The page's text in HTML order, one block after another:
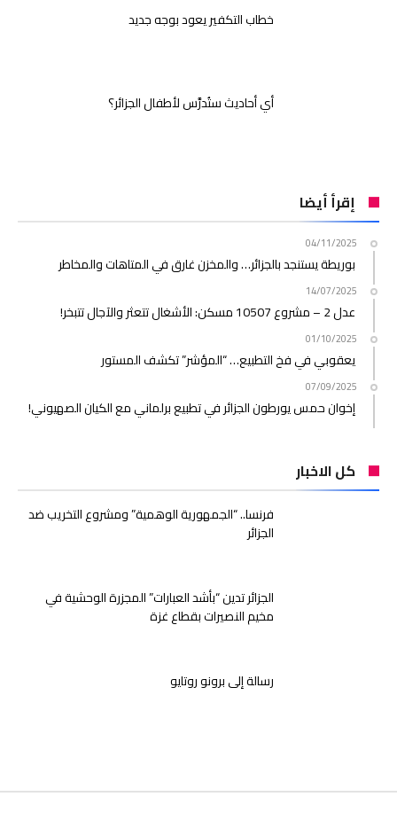
خطاب التكفير يعود بوجه جديد
أي أحاديث ستُدرَّس لأطفال الجزائر؟
إقرأ أيضا
04/11/2025
بوريطة يستنجد بالجزائر… والمخزن غارق في المتاهات والمخاطر
14/07/2025
عدل 2 – مشروع 10507 مسكن: الأشغال تتعثر والآجال تتبخر!
01/10/2025
يعقوبي في فخ التطبيع… “المؤشر” تكشف المستور
07/09/2025
إخوان حمس يورطون الجزائر في تطبيع برلماني مع الكيان الصهيوني!
كل الاخبار
فرنسا.. “الجمهورية الوهمية” ومشروع التخريب ضد
الجزائر
الجزائر تدين “بأشد العبارات” المجزرة الوحشية في
مخيم النصيرات بقطاع غزة
رسالة إلى برونو روتايو